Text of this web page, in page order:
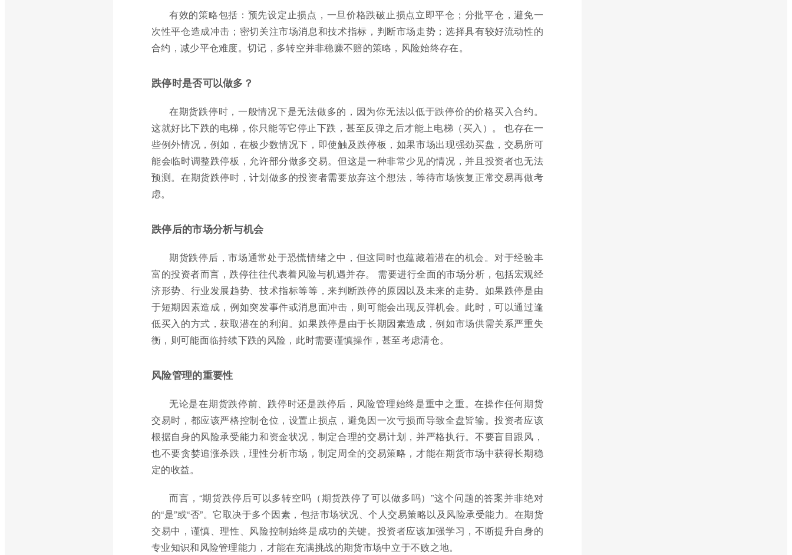
有效的策略包括：预先设定止损点，一旦价格跌破止损点立即平仓；分批平仓，避免一
次性平仓造成冲击；密切关注市场消息和技术指标，判断市场走势；选择具有较好流动性的
合约，减少平仓难度。切记，多转空并非稳赚不赔的策略，风险始终存在。
跌停时是否可以做多？
在期货跌停时，一般情况下是无法做多的，因为你无法以低于跌停价的价格买入合约。
这就好比下跌的电梯，你只能等它停止下跌，甚至反弹之后才能上电梯（买入）。 也存在一
些例外情况，例如，在极少数情况下，即使触及跌停板，如果市场出现强劲买盘，交易所可
能会临时调整跌停板，允许部分做多交易。但这是一种非常少见的情况，并且投资者也无法
预测。在期货跌停时，计划做多的投资者需要放弃这个想法，等待市场恢复正常交易再做考
虑。
跌停后的市场分析与机会
期货跌停后，市场通常处于恐慌情绪之中，但这同时也蕴藏着潜在的机会。对于经验丰
富的投资者而言，跌停往往代表着风险与机遇并存。 需要进行全面的市场分析，包括宏观经
济形势、行业发展趋势、技术指标等等，来判断跌停的原因以及未来的走势。如果跌停是由
于短期因素造成，例如突发事件或消息面冲击，则可能会出现反弹机会。此时，可以通过逢
低买入的方式，获取潜在的利润。如果跌停是由于长期因素造成，例如市场供需关系严重失
衡，则可能面临持续下跌的风险，此时需要谨慎操作，甚至考虑清仓。
风险管理的重要性
无论是在期货跌停前、跌停时还是跌停后，风险管理始终是重中之重。在操作任何期货
交易时，都应该严格控制仓位，设置止损点，避免因一次亏损而导致全盘皆输。投资者应该
根据自身的风险承受能力和资金状况，制定合理的交易计划，并严格执行。不要盲目跟风，
也不要贪婪追涨杀跌，理性分析市场，制定周全的交易策略，才能在期货市场中获得长期稳
定的收益。
而言，“期货跌停后可以多转空吗（期货跌停了可以做多吗）”这个问题的答案并非绝对
的“是”或“否”。它取决于多个因素，包括市场状况、个人交易策略以及风险承受能力。在期货
交易中，谨慎、理性、风险控制始终是成功的关键。投资者应该加强学习，不断提升自身的
专业知识和风险管理能力，才能在充满挑战的期货市场中立于不败之地。